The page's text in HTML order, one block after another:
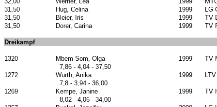
31,50
Hug, Celina 1999
LG
31,50
Bleier, Iris 1999
TV
31,50
Dorer, Carina 1999 TV
Dreikampf
1320 Mbem-Som, Olga 1999
TV
7,86 - 4,04 - 37,50
1272
Wurth, Anika 1999
7,8 - 3,94 - 36,00
1269
Kempe, Janine 1999
TV
8,02 - 4,06 - 34,00